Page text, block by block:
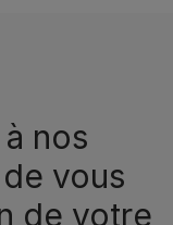
nos
vous
de votre